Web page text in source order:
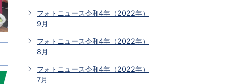
フォトニュース令和4年（2022年）
9月
フォトニュース令和4年（2022年）
8月
フォトニュース令和4年（2022年）
7月